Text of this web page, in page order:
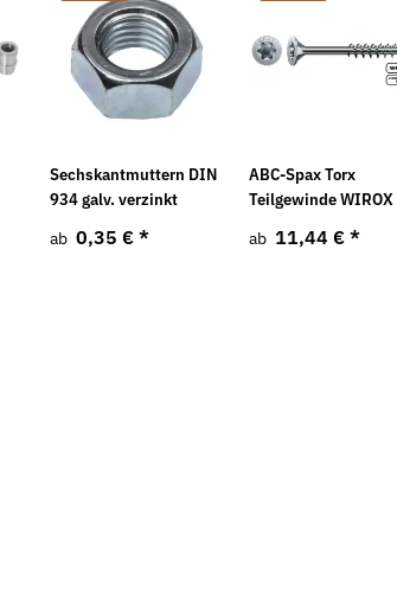
Sechskantmuttern DIN
934 galv. verzinkt
ab 0,35 € *
ABC-Spax Torx
Teilgewinde WIROX
ab 11,44 € *
verzinkt